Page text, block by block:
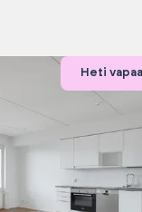
Heti vapaa